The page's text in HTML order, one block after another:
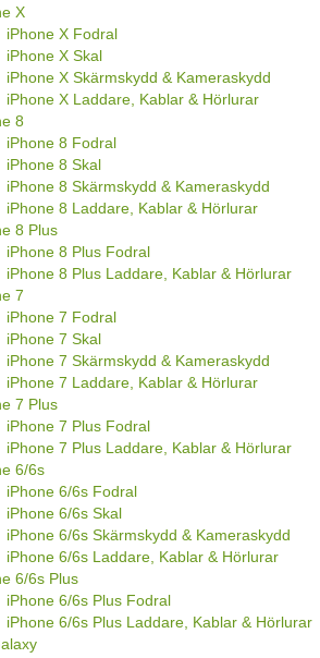
X
iPhone X Fodral
iPhone X Skal
iPhone X Skärmskydd & Kameraskydd
iPhone X Laddare, Kablar & Hörlurar
8
iPhone 8 Fodral
iPhone 8 Skal
iPhone 8 Skärmskydd & Kameraskydd
iPhone 8 Laddare, Kablar & Hörlurar
8 Plus
iPhone 8 Plus Fodral
iPhone 8 Plus Laddare, Kablar & Hörlurar
7
iPhone 7 Fodral
iPhone 7 Skal
iPhone 7 Skärmskydd & Kameraskydd
iPhone 7 Laddare, Kablar & Hörlurar
7 Plus
iPhone 7 Plus Fodral
iPhone 7 Plus Laddare, Kablar & Hörlurar
6/6s
iPhone 6/6s Fodral
iPhone 6/6s Skal
iPhone 6/6s Skärmskydd & Kameraskydd
iPhone 6/6s Laddare, Kablar & Hörlurar
6/6s Plus
iPhone 6/6s Plus Fodral
iPhone 6/6s Plus Laddare, Kablar & Hörlurar